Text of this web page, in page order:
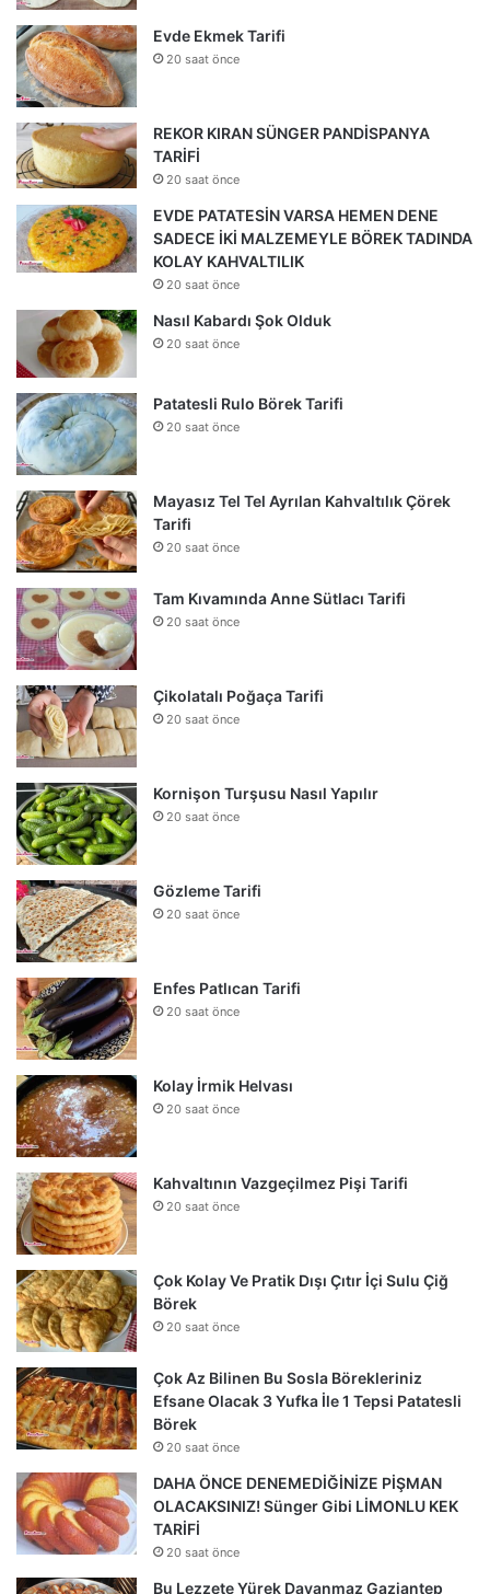
Evde Ekmek Tarifi
20 saat önce
REKOR KIRAN SÜNGER PANDİSPANYA
TARİFİ
20 saat önce
EVDE PATATESİN VARSA HEMEN DENE
SADECE İKİ MALZEMEYLE BÖREK TADINDA
KOLAY KAHVALTILIK
20 saat önce
Nasıl Kabardı Şok Olduk
20 saat önce
Patatesli Rulo Börek Tarifi
20 saat önce
Mayasız Tel Tel Ayrılan Kahvaltılık Çörek
Tarifi
20 saat önce
Tam Kıvamında Anne Sütlacı Tarifi
20 saat önce
Çikolatalı Poğaça Tarifi
20 saat önce
Kornişon Turşusu Nasıl Yapılır
20 saat önce
Gözleme Tarifi
20 saat önce
Enfes Patlıcan Tarifi
20 saat önce
Kolay İrmik Helvası
20 saat önce
Kahvaltının Vazgeçilmez Pişi Tarifi
20 saat önce
Çok Kolay Ve Pratik Dışı Çıtır İçi Sulu Çiğ
Börek
20 saat önce
Çok Az Bilinen Bu Sosla Börekleriniz
Efsane Olacak 3 Yufka İle 1 Tepsi Patatesli
Börek
20 saat önce
DAHA ÖNCE DENEMEDİĞİNİZE PİŞMAN
OLACAKSINIZ! Sünger Gibi LİMONLU KEK
TARİFİ
20 saat önce
Bu Lezzete Yürek Dayanmaz Gaziantep